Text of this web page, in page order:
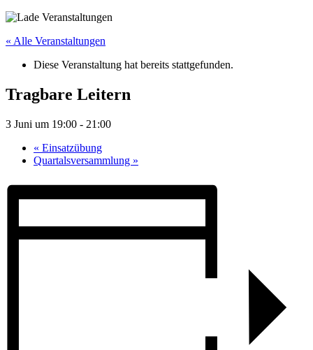
« Alle Veranstaltungen
Diese Veranstaltung hat bereits stattgefunden.
Tragbare Leitern
3 Juni um 19:00 - 21:00
« Einsatzübung
Quartalsversammlung »